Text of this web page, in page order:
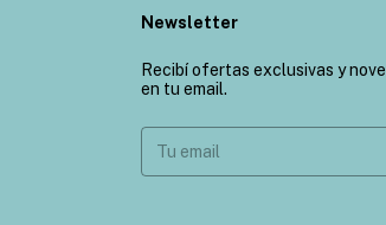
Newsletter
Recibí ofertas exclusivas y
en tu email.